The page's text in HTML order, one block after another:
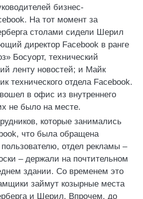
бизнес-
На тот момент за
столами сидели Шерил
директор Facebook в ранге
Босуорт, технический
ленту новостей; и Майк
технического отдела Facebook.
в офис из внутреннего
не было на месте.
которые занимались
что была обращена
пользователю, отдел рекламы –
– держали на почтительном
здании. Со временем это
займут козырные места
и Шерил. Впрочем, до